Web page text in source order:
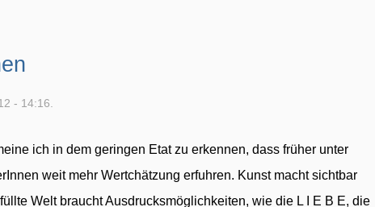
- 14:16.
ich in dem geringen Etat zu erkennen, dass früher unter
weit mehr Wertchätzung erfuhren. Kunst macht sichtbar
Welt braucht Ausdrucksmöglichkeiten, wie die L I E B E, die